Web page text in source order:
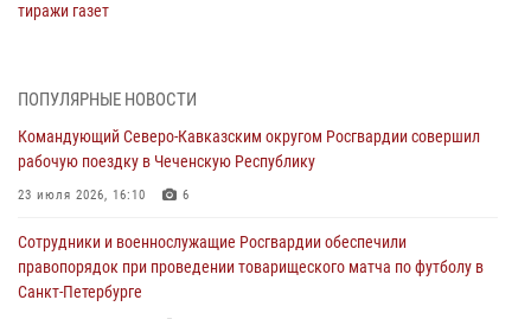
тиражи газет
Росгвардейцы провели занятие по стрелковой подготовке для
краеведения Луганской Народной Республики
09 августа 2026, 05:00
проходит в Сибири
09 августа 2026, 04:00
ПОПУЛЯРНЫЕ НОВОСТИ
Командующий Северо-Кавказским округом Росгвардии совершил
рабочую поездку в Чеченскую Республику
23 июля 2026, 16:10 6
Сотрудники и военнослужащие Росгвардии обеспечили
правопорядок при проведении товарищеского матча по футболу в
Санкт-Петербурге